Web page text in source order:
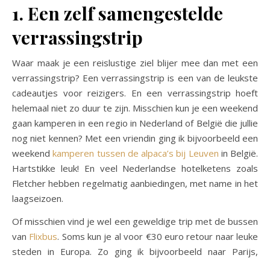
1. Een zelf samengestelde
verrassingstrip
Waar maak je een reislustige ziel blijer mee dan met een
verrassingstrip? Een verrassingstrip is een van de leukste
cadeautjes voor reizigers. En een verrassingstrip hoeft
helemaal niet zo duur te zijn. Misschien kun je een weekend
gaan kamperen in een regio in Nederland of België die jullie
nog niet kennen? Met een vriendin ging ik bijvoorbeeld een
weekendkamperen tussen de alpaca’s bij Leuven in België.
Hartstikke leuk! En veel Nederlandse hotelketens zoals
Fletcher hebben regelmatig aanbiedingen, met name in het
laagseizoen.
Of misschien vind je wel een geweldige trip met de bussen
van Flixbus. Soms kun je al voor €30 euro retour naar leuke
steden in Europa. Zo ging ik bijvoorbeeld naar Parijs,